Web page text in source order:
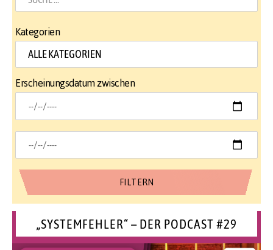
Kategorien
Erscheinungsdatum zwischen
„SYSTEMFEHLER“ – DER PODCAST #29